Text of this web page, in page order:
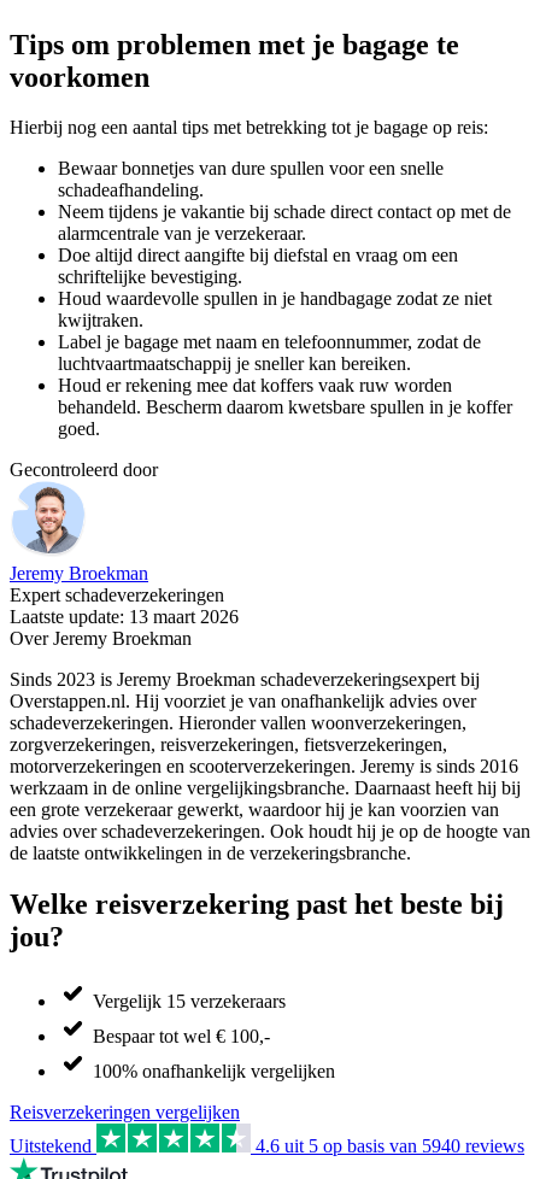
Tips om problemen met je bagage te
voorkomen
Hierbij nog een aantal tips met betrekking tot je bagage op reis:
Bewaar bonnetjes van dure spullen voor een snelle
schadeafhandeling.
Neem tijdens je vakantie bij schade direct contact op met de
alarmcentrale van je verzekeraar.
Doe altijd direct aangifte bij diefstal en vraag om een
schriftelijke bevestiging.
Houd waardevolle spullen in je handbagage zodat ze niet
kwijtraken.
Label je bagage met naam en telefoonnummer, zodat de
luchtvaartmaatschappij je sneller kan bereiken.
Houd er rekening mee dat koffers vaak ruw worden
behandeld. Bescherm daarom kwetsbare spullen in je koffer
goed.
Gecontroleerd door
Jeremy Broekman
Expert schadeverzekeringen
Laatste update: 13 maart 2026
Over Jeremy Broekman
Sinds 2023 is Jeremy Broekman schadeverzekeringsexpert bij
Overstappen.nl. Hij voorziet je van onafhankelijk advies over
schadeverzekeringen. Hieronder vallen woonverzekeringen,
zorgverzekeringen, reisverzekeringen, fietsverzekeringen,
motorverzekeringen en scooterverzekeringen. Jeremy is sinds 2016
werkzaam in de online vergelijkingsbranche. Daarnaast heeft hij bij
een grote verzekeraar gewerkt, waardoor hij je kan voorzien van
advies over schadeverzekeringen. Ook houdt hij je op de hoogte van
de laatste ontwikkelingen in de verzekeringsbranche.
Welke reisverzekering past het beste bij
jou?
Vergelijk 15 verzekeraars
Bespaar tot wel € 100,-
100% onafhankelijk vergelijken
Reisverzekeringen vergelijken
Uitstekend
4.6 uit 5 op basis van 5940 reviews